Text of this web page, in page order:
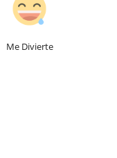
Me Divierte